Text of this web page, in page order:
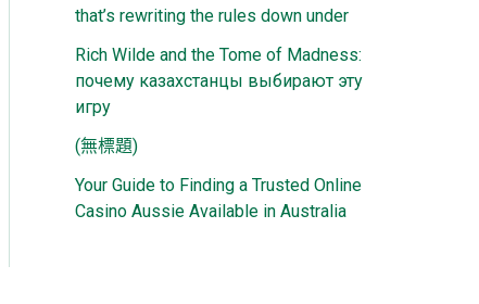
that’s rewriting the rules down under
Rich Wilde and the Tome of Madness:
почему казахстанцы выбирают эту
игру
(無標題)
Your Guide to Finding a Trusted Online
Casino Aussie Available in Australia